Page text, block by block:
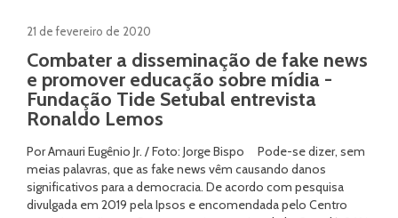
21 de fevereiro de 2020
Combater a disseminação de fake news
e promover educação sobre mídia -
Fundação Tide Setubal entrevista
Ronaldo Lemos
Por Amauri Eugênio Jr. / Foto: Jorge Bispo Pode-se dizer, sem
meias palavras, que as fake news vêm causando danos
significativos para a democracia. De acordo com pesquisa
divulgada em 2019 pela Ipsos e encomendada pelo Centro